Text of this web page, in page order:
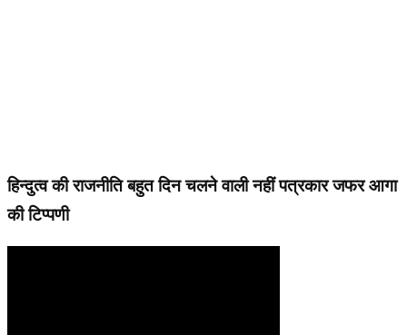
हिन्दुत्व की राजनीति बहुत दिन चलने वाली नहीं पत्रकार जफर आगा
की टिप्पणी